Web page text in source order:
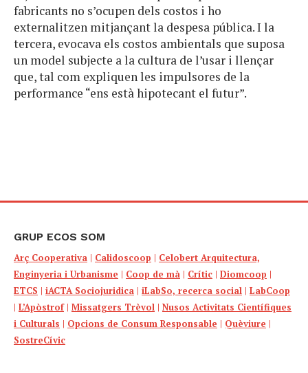
fabricants no s’ocupen dels costos i ho
externalitzen mitjançant la despesa pública. I la
tercera, evocava els costos ambientals que suposa
un model subjecte a la cultura de l’usar i llençar
que, tal com expliquen les impulsores de la
performance “ens està hipotecant el futur”.
GRUP ECOS SOM
Arç Cooperativa | Calidoscoop | Celobert Arquitectura,
Enginyeria i Urbanisme | Coop de mà | Crític | Diomcoop |
ETCS | iACTA Sociojuridica | iLabSo, recerca social | LabCoop
| L’Apòstrof| Missatgers Trèvol | Nusos Activitats Científiques
i Culturals | Opcions de Consum Responsable | Quèviure |
SostreCívic